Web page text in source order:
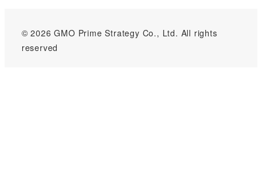
© 2026 GMO Prime Strategy Co., Ltd. All rights
reserved